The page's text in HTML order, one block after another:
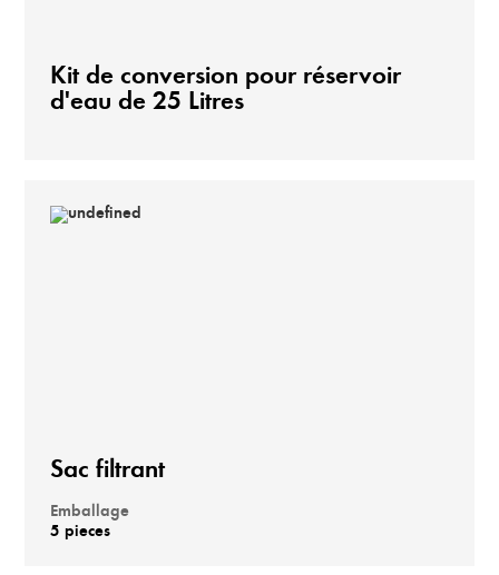
Kit de conversion pour réservoir
d'eau de 25 Litres
Sac filtrant
Emballage
5 pieces